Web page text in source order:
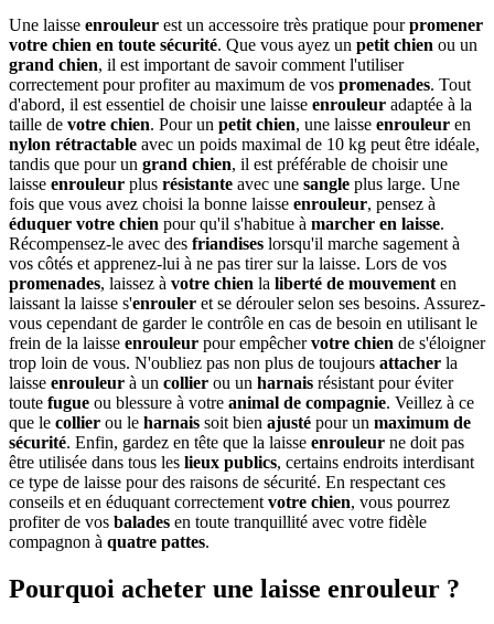
Une laisse enrouleur est un accessoire très pratique pourpromener
votre chien en toute sécurité. Que vous ayez un petit chien ou un
grand chien, il est important de savoir comment l'utiliser
correctement pour profiter au maximum de vos promenades. Tout
d'abord, il est essentiel de choisir une laisse enrouleur adaptée à la
taille de votre chien. Pour un petit chien, une laisse enrouleur en
nylon rétractable avec un poids maximal de 10 kg peut être idéale,
tandis que pour un grand chien, il est préférable de choisir une
laisse enrouleur plus résistante avec une sangle plus large. Une
fois que vous avez choisi la bonne laisse enrouleur, pensez à
éduquer votre chien pour qu'il s'habitue à marcher en laisse.
Récompensez-le avec des friandises lorsqu'il marche sagement à
vos côtés et apprenez-lui à ne pas tirer sur la laisse. Lors de vos
promenades, laissez à votre chien la liberté de mouvement en
laissant la laisse s'enrouler et se dérouler selon ses besoins. Assurez-
vous cependant de garder le contrôle en cas de besoin en utilisant le
frein de la laisse enrouleur pour empêchervotre chien de s'éloigner
trop loin de vous. N'oubliez pas non plus de toujours attacher la
laisse enrouleur à un collier ou un harnais résistant pour éviter
toute fugue ou blessure à votre animal de compagnie. Veillez à ce
que le collier ou le harnais soit bien ajusté pour un maximum de
sécurité. Enfin, gardez en tête que la laisse enrouleur ne doit pas
être utilisée dans tous les lieux publics, certains endroits interdisant
ce type de laisse pour des raisons de sécurité. En respectant ces
conseils et en éduquant correctement votre chien, vous pourrez
profiter de vos balades en toute tranquillité avec votre fidèle
compagnon à quatre pattes.
Pourquoi acheter une laisse enrouleur ?